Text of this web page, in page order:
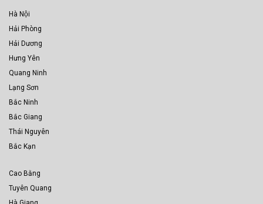
Hà Nội
Hải Phòng
Hải Dương
Hưng Yên
Quang Ninh
Lạng Sơn
Bắc Ninh
Bắc Giang
Thái Nguyên
Bắc Kạn
Cao Bằng
Tuyên Quang